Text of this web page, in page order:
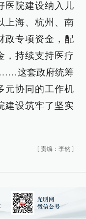
医院建设纳入儿
上海、杭州、南
政专项资金，配
，持续支持医疗
……这套政府统筹
元协同的工作机
建设筑牢了坚实
[ 责编：李然 ]